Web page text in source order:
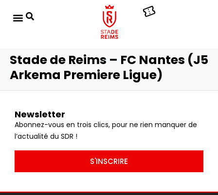
Stade de Reims – FC Nantes (J5
Arkema Premiere Ligue)
Newsletter
Abonnez-vous en trois clics, pour ne rien manquer de
l’actualité du SDR !
S'INSCRIRE